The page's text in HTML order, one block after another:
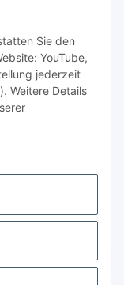
Sie den
YouTube,
jederzeit
Weitere Details
masterframe GmbH